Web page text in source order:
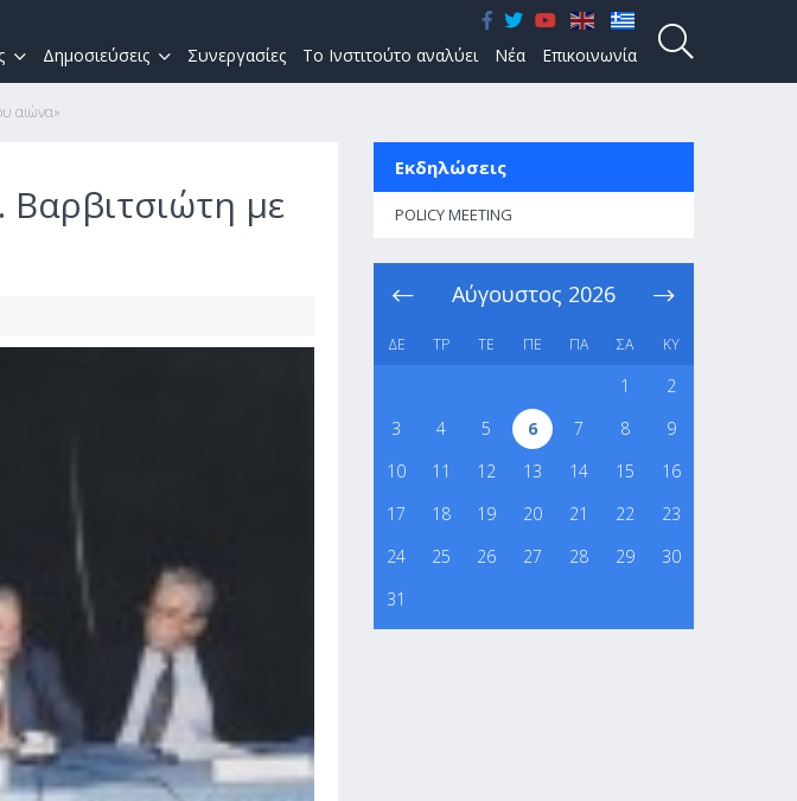
Δημοσιεύσεις Συνεργασίες Το Ινστιτούτο αναλύει Νέα Επικοινωνία
αιώνα»
με
Εκδηλώσεις
POLICY MEETING
Αύγουστος 2026
ΔΕ ΤΡ ΤΕ ΠΕ ΠΑ ΣΑ ΚΥ
1
2
3
4 5 6 7 8
9
10
11 12 13 14 15
16
17
18 19 20 21 22
23
24
25 26 27 28 29
30
31